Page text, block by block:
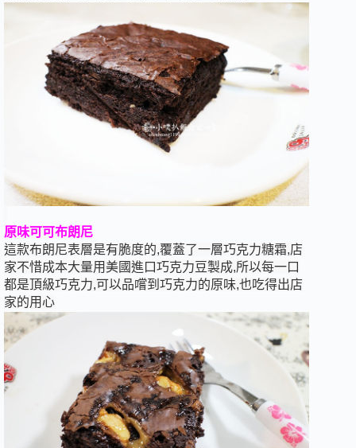
原味可可布朗尼
這款布朗尼表層是有脆度的,覆蓋了一層巧克力糖霜,店
家不惜成本大量用美國進口巧克力豆製成,所以每一口
都是頂級巧克力,可以品嚐到巧克力的原味,也吃得出店
家的用心